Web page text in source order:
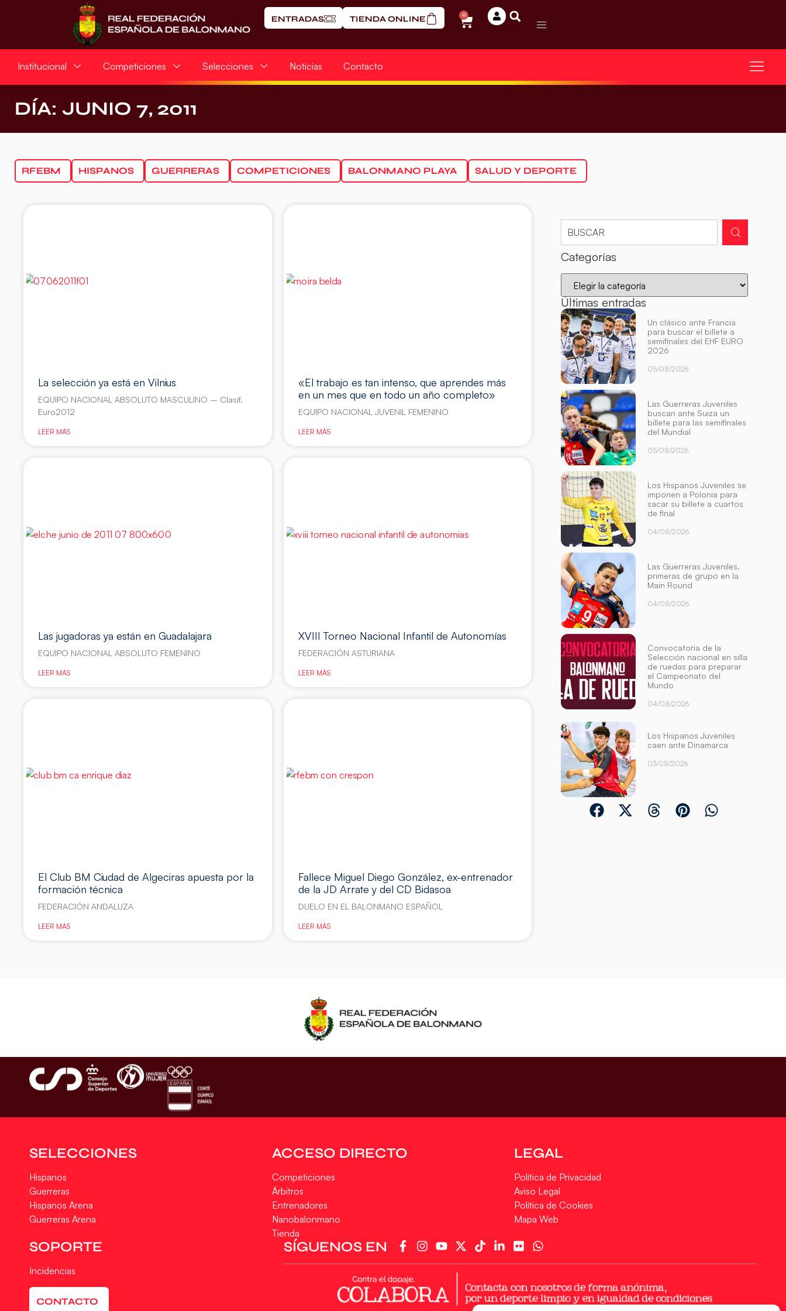
ENTRADAS TIENDA ONLINE 0
Institucional Competiciones Selecciones Noticias Contacto
DÍA: JUNIO 7, 2011
RFEBM HISPANOS GUERRERAS COMPETICIONES BALONMANO PLAYA SALUD Y DEPORTE
La selección ya está en Vilnius
EQUIPO NACIONAL ABSOLUTO MASCULINO – Clasif.
Euro2012
LEER MÁS
«El trabajo es tan intenso, que aprendes más
en un mes que en todo un año completo»
EQUIPO NACIONAL JUVENIL FEMENINO
LEER MÁS
Las jugadoras ya están en Guadalajara
EQUIPO NACIONAL ABSOLUTO FEMENINO
LEER MÁS
XVIII Torneo Nacional Infantil de Autonomías
FEDERACIÓN ASTURIANA
LEER MÁS
El Club BM Ciudad de Algeciras apuesta por la
formación técnica
FEDERACIÓN ANDALUZA
LEER MÁS
Fallece Miguel Diego González, ex-entrenador
de la JD Arrate y del CD Bidasoa
DUELO EN EL BALONMANO ESPAÑOL
LEER MÁS
Categorías
Últimas entradas
Un clásico ante Francia
para buscar el billete a
semifinales del EHF EURO
2026
05/08/2026
Las Guerreras Juveniles
buscan ante Suiza un
billete para las semifinales
del Mundial
05/08/2026
Los Hispanos Juveniles se
imponen a Polonia para
sacar su billete a cuartos
de final
04/08/2026
Las Guerreras Juveniles,
primeras de grupo en la
Main Round
04/08/2026
Convocatoria de la
Selección nacional en silla
de ruedas para preparar
el Campeonato del
Mundo
04/08/2026
Los Hispanos Juveniles
caen ante Dinamarca
03/08/2026
SELECCIONES
Hispanos
Guerreras
Hispanos Arena
Guerreras Arena
ACCESO DIRECTO
Competiciones
Árbitros
Entrenadores
Nanobalonmano
Tienda
LEGAL
Política de Privacidad
Aviso Legal
Política de Cookies
Mapa Web
SOPORTE
Incidencias
CONTACTO
SÍGUENOS EN